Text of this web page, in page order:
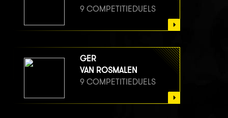
9 COMPETITIEDUELS
GER
VAN ROSMALEN
9 COMPETITIEDUELS